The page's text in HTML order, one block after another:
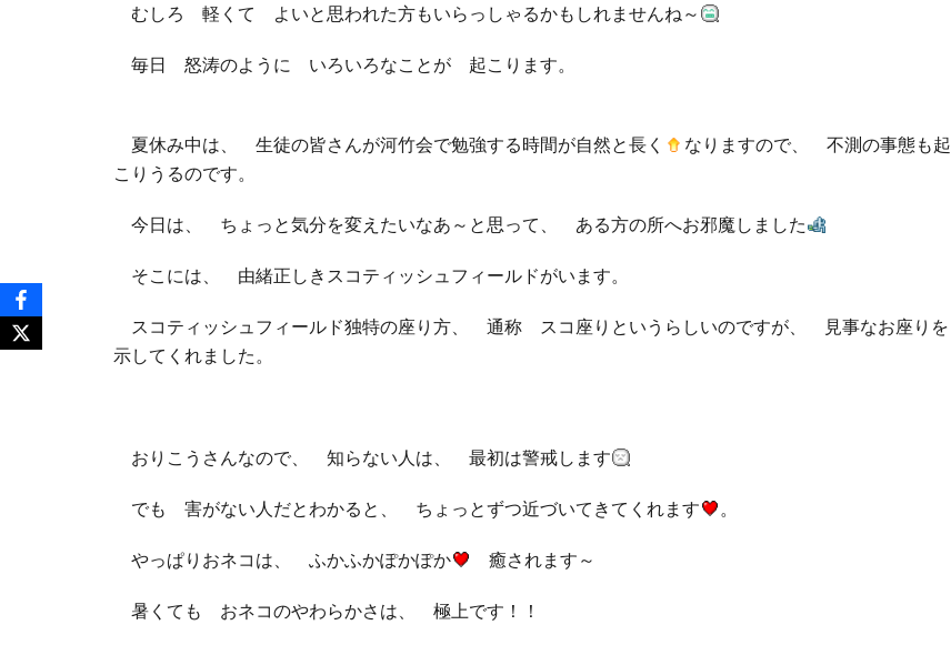
むしろ 軽くて よいと思われた方もいらっしゃるかもしれませんね～
毎日 怒涛のように いろいろなことが 起こります。
夏休み中は、 生徒の皆さんが河竹会で勉強する時間が自然と長く
なりますので、 不測の事態も起
こりうるのです。
今日は、 ちょっと気分を変えたいなあ～と思って、 ある方の所へお邪魔しました
そこには、 由緒正しきスコティッシュフィールドがいます。
スコティッシュフィールド独特の座り方、 通称 スコ座りというらしいのですが、 見事なお座りを
示してくれました。
おりこうさんなので、 知らない人は、 最初は警戒します
でも 害がない人だとわかると、 ちょっとずつ近づいてきてくれます 。
やっぱりおネコは、 ふかふかぽかぽか 癒されます～
暑くても おネコのやわらかさは、 極上です！！